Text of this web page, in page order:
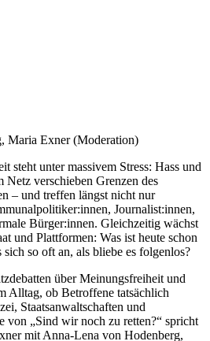
, Maria Exner (Moderation)
steht unter massivem Stress: Hass und
Netz verschieben Grenzen des
– und treffen längst nicht nur
Journalist:innen,
Bürger:innen. Gleichzeitig wächst
und Plattformen: Was ist heute schon
so oft an, als bliebe es folgenlos?
über Meinungsfreiheit und
Alltag, ob Betroffene tatsächlich
Staatsanwaltschaften und
von „Sind wir noch zu retten?“ spricht
mit Anna-Lena von Hodenberg,